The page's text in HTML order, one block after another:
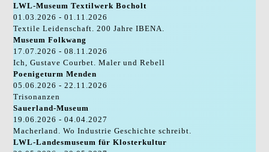
LWL-Museum Textilwerk Bocholt
01.03.2026 - 01.11.2026
Textile Leidenschaft. 200 Jahre IBENA.
Museum Folkwang
17.07.2026 - 08.11.2026
Ich, Gustave Courbet. Maler und Rebell
Poenigeturm Menden
05.06.2026 - 22.11.2026
Trisonanzen
Sauerland-Museum
19.06.2026 - 04.04.2027
Macherland. Wo Industrie Geschichte schreibt.
LWL-Landesmuseum für Klosterkultur